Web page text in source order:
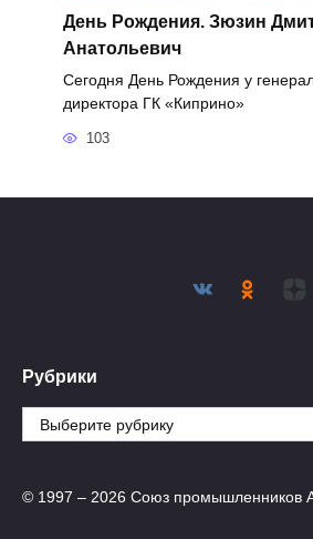
День Рождения. Зюзин
Анатольевич
Сегодня День Рождения у
директора ГК «Киприно»
103
Рубрики
Рубрики
© 1997 – 2026 Союз промышленников